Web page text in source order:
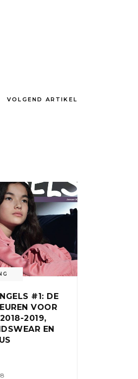
VOLGEND ARTIKEL
#1: DE
VOOR
2019,
EN